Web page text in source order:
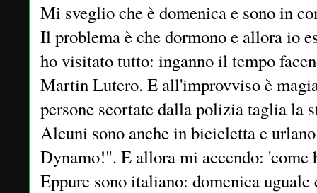
Mi sveglio che è domenica e sono in
Il problema è che dormono e allora io
ho visitato tutto: inganno il tempo
Martin Lutero. E all'improvviso è
persone scortate dalla polizia taglia la
Alcuni sono anche in bicicletta e
Dynamo!". E allora mi accendo: 'come
Eppure sono italiano: domenica uguale